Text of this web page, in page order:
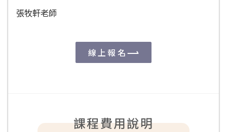
張牧軒老師
線上報名
課程費用說明